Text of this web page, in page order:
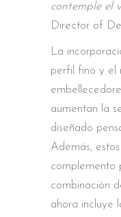
contemple el
Director of
La
perfil fino y el
aumentan la
diseñado
Además,
complemento
combinación
ahora incluye